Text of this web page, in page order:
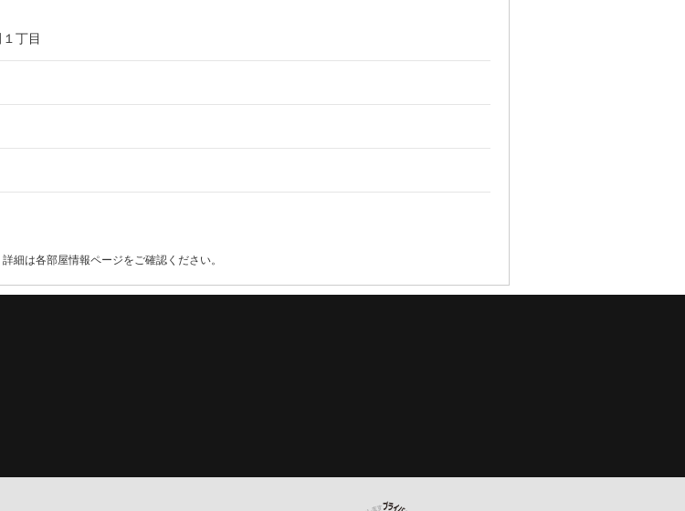
丁目
細は各部屋情報ページをご確認ください。